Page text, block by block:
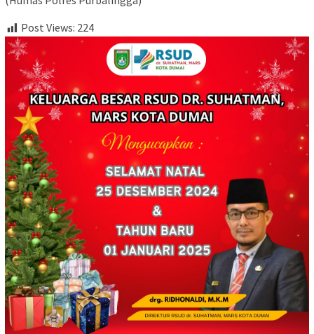
Post Views: 224